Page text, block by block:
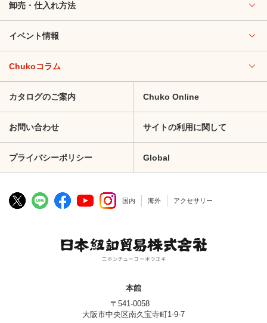
卸売・仕入れ方法
イベント情報
Chukoコラム
カタログのご案内 Chuko Online
お問い合わせ サイトの利用に関して
プライバシーポリシー Global
国内 海外 アクセサリー
本館
〒541-0058
大阪市中央区南久宝寺町1-9-7